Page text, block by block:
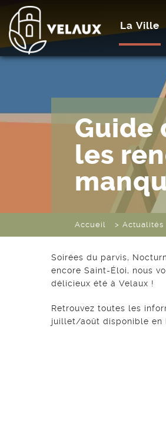
La Ville
Guide
les
Accueil Actualités
Soirées du parvis,
encore Saint-Éloi, nous
délicieux été à Velaux !
Retrouvez toutes les
juillet/août disponible en